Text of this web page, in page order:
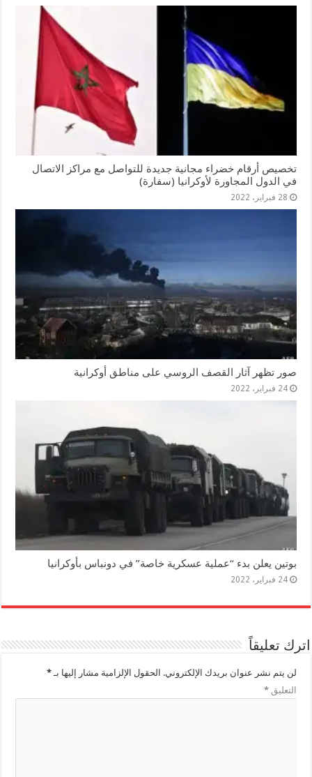
تخصيص أرقام خضراء مجانية جديدة للتواصل مع مراكز الاتصال
في الدول المجاورة لأوكرانيا (سفارة)
28 فبراير، 2022
صور تظهر آثار القصف الروسي على مناطق أوكرانية
24 فبراير، 2022
بوتين يعلن بدء “عملية عسكرية خاصة” في دونباس بأوكرانيا
24 فبراير، 2022
اترك تعليقاً
لن يتم نشر عنوان بريدك الإلكتروني. الحقول الإلزامية مشار إليها بـ*
التعليق*